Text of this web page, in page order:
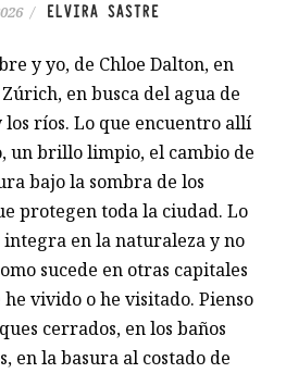
/ ELVIRA SASTRE
y yo, de Chloe Dalton, en
en busca del agua de
los ríos. Lo que encuentro allí
un brillo limpio, el cambio de
bajo la sombra de los
protegen toda la ciudad. Lo
integra en la naturaleza y no
sucede en otras capitales
he vivido o he visitado. Pienso
cerrados, en los baños
en la basura al costado de